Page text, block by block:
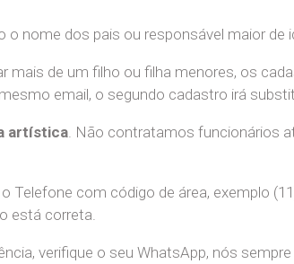
nome dos pais ou responsável maior de
mais de um filho ou filha menores, os
email, o segundo cadastro irá
artística . Não contratamos funcionários
com código de área, exemplo
está correta.
verifique o seu WhatsApp, nós